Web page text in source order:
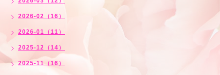
2026-02（16）
2026-01（11）
2025-12（14）
2025-11（16）